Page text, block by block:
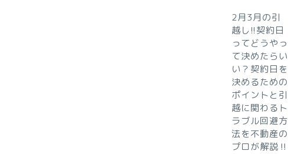
2月3月の引
越し!!契約日
ってどうやっ
て決めたらい
い？契約日を
決めるための
ポイントと引
越に関わるト
ラブル回避方
法を不動産の
プロが解説‼︎